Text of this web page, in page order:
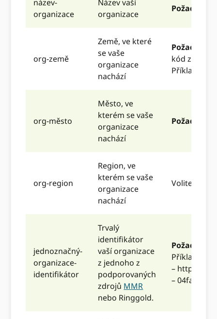
název-
organizace
Název vaší
organizace
org-země
Země, ve které
se vaše
organizace
nachází
kód země
Příklad:
org-město
Město, ve
kterém se vaše
organizace
nachází
org-region
Region, ve
kterém se vaše
organizace
nachází
Volitelné,
jednoznačný-
organizace-
identifikátor
Trvalý
identifikátor
vaší organizace
z jednoho z
podporovaných
zdrojů MMR
nebo Ringgold.
Příklady
– https://
– 04fa4r544